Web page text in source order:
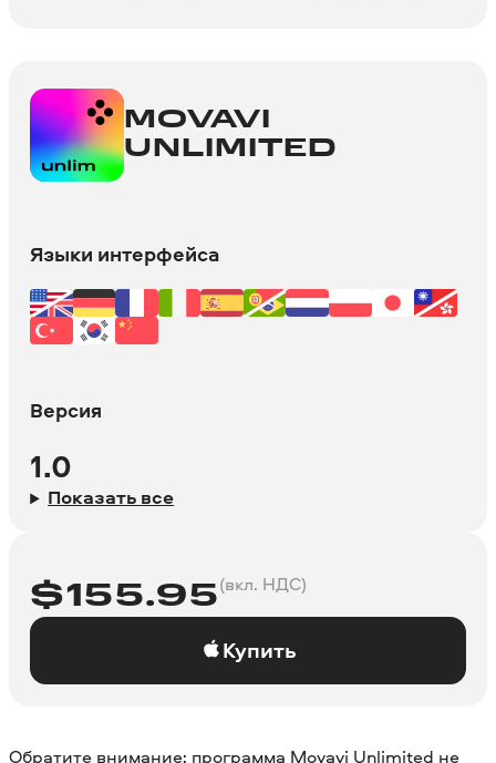
MOVAVI
UNLIMITED
Языки интерфейса
Версия
1.0
Показать все
Купить
$155.95(вкл. НДС)
Обратите внимание: программа Movavi Unlimited не